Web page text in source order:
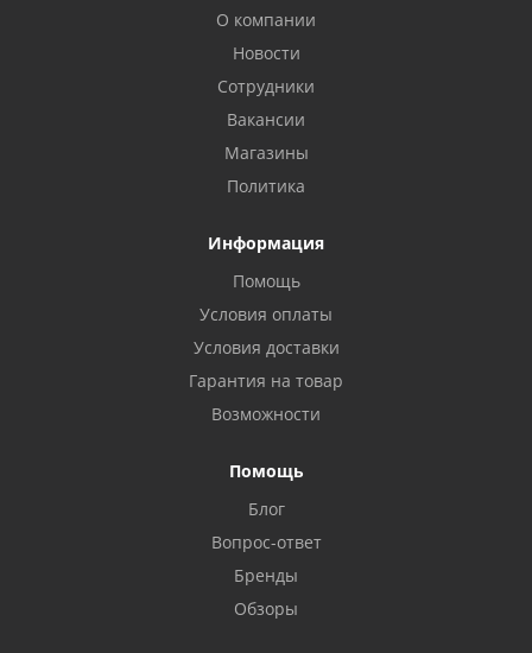
О компании
Новости
Сотрудники
Вакансии
Магазины
Политика
Информация
Помощь
Условия оплаты
Условия доставки
Гарантия на товар
Возможности
Помощь
Блог
Вопрос-ответ
Бренды
Обзоры